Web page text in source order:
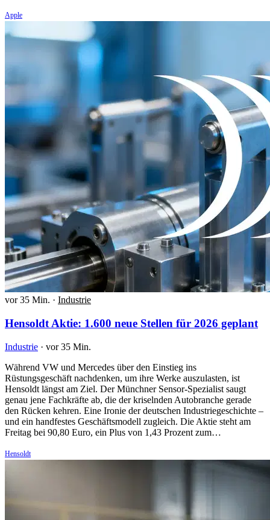
Apple
vor 35 Min. · Industrie
Hensoldt Aktie: 1.600 neue Stellen für 2026 geplant
Industrie · vor 35 Min.
Während VW und Mercedes über den Einstieg ins
Rüstungsgeschäft nachdenken, um ihre Werke auszulasten, ist
Hensoldt längst am Ziel. Der Münchner Sensor-Spezialist saugt
genau jene Fachkräfte ab, die der kriselnden Autobranche gerade
den Rücken kehren. Eine Ironie der deutschen Industriegeschichte –
und ein handfestes Geschäftsmodell zugleich. Die Aktie steht am
Freitag bei 90,80 Euro, ein Plus von 1,43 Prozent zum…
Hensoldt